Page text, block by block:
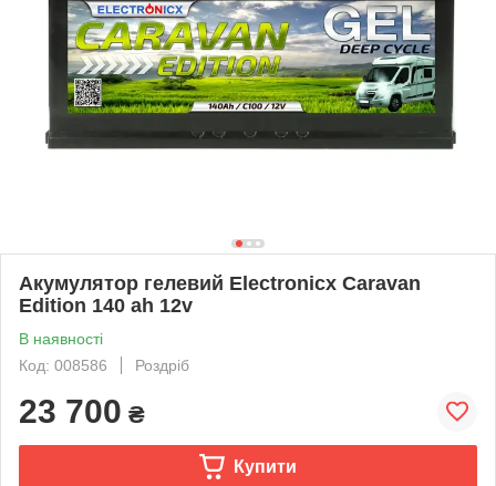
Акумулятор гелевий Electronicx Caravan
Edition 140 ah 12v
В наявності
Код: 008586
Роздріб
23 700 ₴
Купити